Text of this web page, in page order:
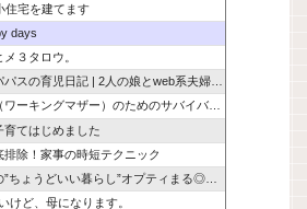
住宅を建てます
days
メ３タロウ。
スの育児日記 | 2人の娘とweb系夫婦の日常
ーキングマザー）のためのサバイバル作戦 -
育てはじめました
排除！家事の時短テクニック
ちょうどいい暮らし”オプティまる◎手帖
けど、母になります。